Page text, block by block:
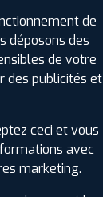
de
déposons des
de votre
des publicités et
ceci et vous
avec
marketing.